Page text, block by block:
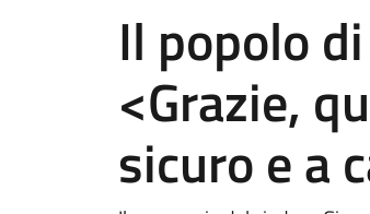
Il popolo
<Grazie,
sicuro e a